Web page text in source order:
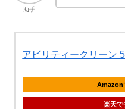
助手
アビリティークリーン
Amazon
楽天で